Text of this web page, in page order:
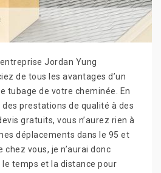
Jordan Yung
de tous les avantages d’un
tubage de votre cheminée. En
prestations de qualité à des
gratuits, vous n’aurez rien à
déplacements dans le 95 et
chez vous, je n’aurai donc
temps et la distance pour